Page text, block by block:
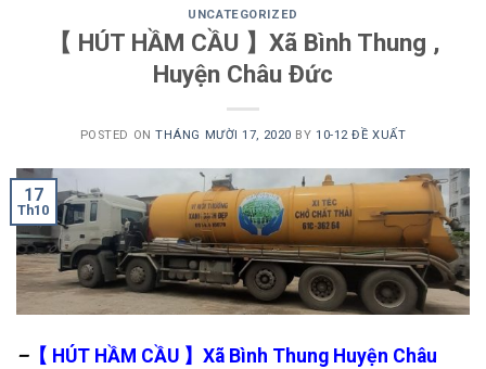
UNCATEGORIZED
【 HÚT HẦM CẦU 】Xã Bình Thung ,
Huyện Châu Đức
POSTED ONTHÁNG MƯỜI 17, 2020 BY10-12 ĐỀ XUẤT
17
Th10
–【 HÚT HẦM CẦU 】Xã Bình Thung Huyện Châu